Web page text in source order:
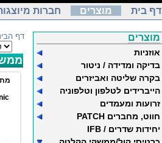
דף בית מוצרים חברות
מוצרים
אוזניות
בדיקה ומדידה / ניטור
בקרה שליטה ואביזרים
הייברידים לטלפון וטלפוניה
זרועות ומעמדים
חווט, מחברים PATCH
יחידות שדרים / IFB
דף